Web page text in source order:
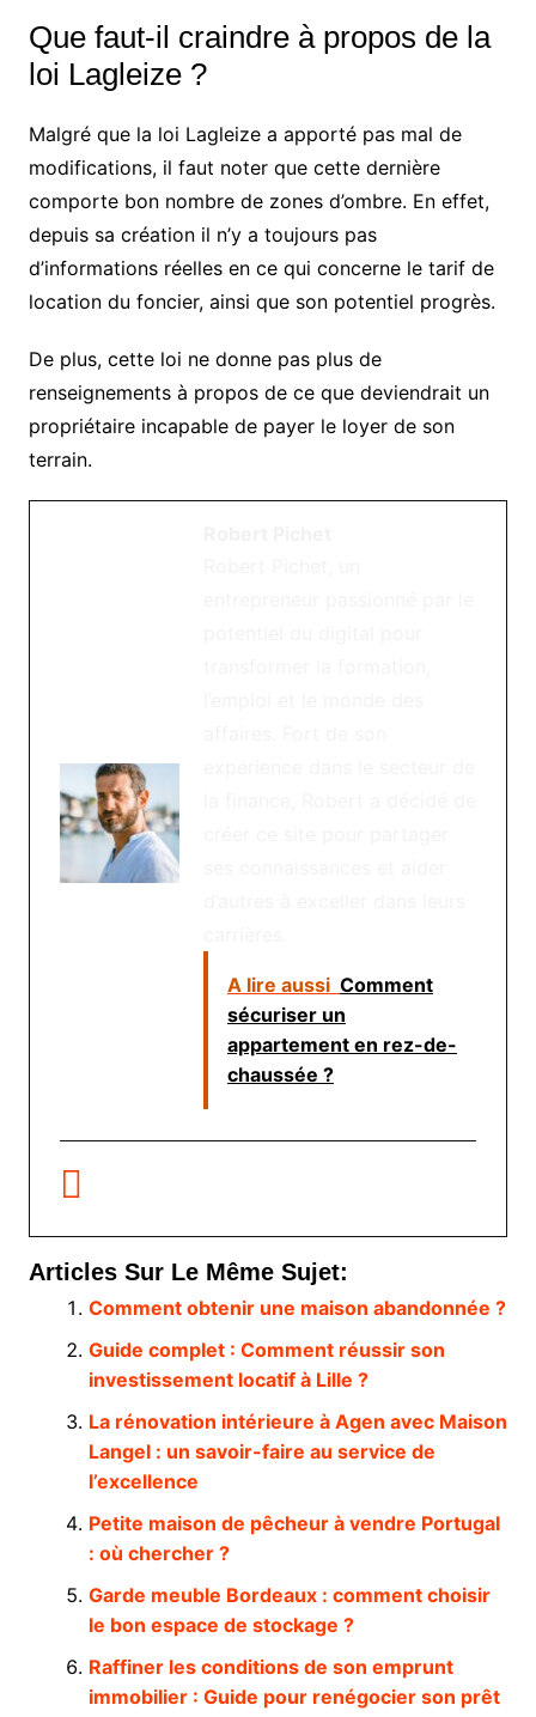
Que faut-il craindre à propos de la
loi Lagleize ?
Malgré que la loi Lagleize a apporté pas mal de
modifications, il faut noter que cette dernière
comporte bon nombre de zones d’ombre. En effet,
depuis sa création il n’y a toujours pas
d’informations réelles en ce qui concerne le tarif de
location du foncier, ainsi que son potentiel progrès.
De plus, cette loi ne donne pas plus de
renseignements à propos de ce que deviendrait un
propriétaire incapable de payer le loyer de son
terrain.
A lire aussi Comment
sécuriser un
appartement en rez-de-
chaussée ?
Articles Sur Le Même Sujet:
Comment obtenir une maison abandonnée ?
Guide complet : Comment réussir son
investissement locatif à Lille ?
La rénovation intérieure à Agen avec Maison
Langel : un savoir-faire au service de
l’excellence
Petite maison de pêcheur à vendre Portugal
: où chercher ?
Garde meuble Bordeaux : comment choisir
le bon espace de stockage ?
Raffiner les conditions de son emprunt
immobilier : Guide pour renégocier son prêt